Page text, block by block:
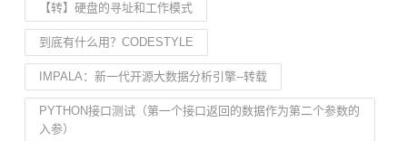
【转】硬盘的寻址和工作模式
到底有什么用？CODESTYLE
IMPALA：新一代开源大数据分析引擎--转载
PYTHON接口测试（第一个接口返回的数据作为第二个参数的
入参）